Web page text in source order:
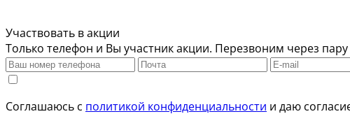
Участвовать в акции
Только телефон и Вы участник акции. Перезвоним через
Соглашаюсь с политикой конфиденциальности и даю